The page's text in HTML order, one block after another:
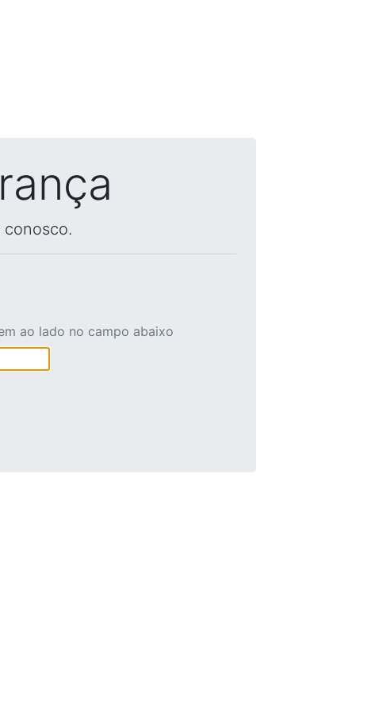
ao lado no campo abaixo